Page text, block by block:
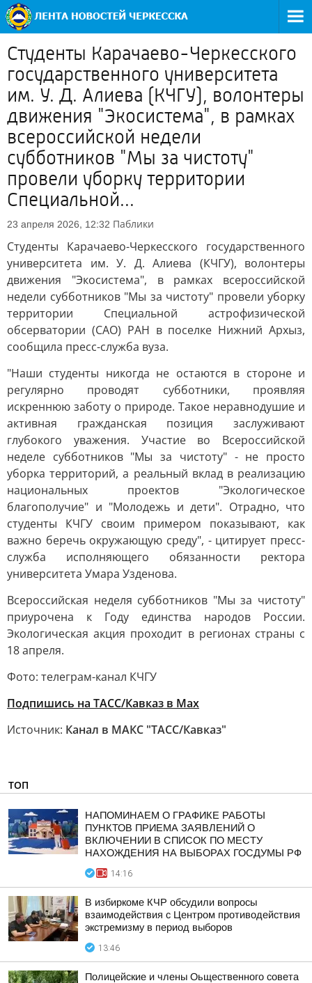
Студенты Карачаево-Черкесского
государственного университета
им. У. Д. Алиева (КЧГУ), волонтеры
движения "Экосистема", в рамках
всероссийской недели
субботников "Мы за чистоту"
провели уборку территории
Специальной...
23 апреля 2026, 12:32 Паблики
Студенты Карачаево-Черкесского государственного
университета им. У. Д. Алиева (КЧГУ), волонтеры
движения "Экосистема", в рамках всероссийской
недели субботников "Мы за чистоту" провели уборку
территории Специальной астрофизической
обсерватории (САО) РАН в поселке Нижний Архыз,
сообщила пресс-служба вуза.
"Наши студенты никогда не остаются в стороне и
регулярно проводят субботники, проявляя
искреннюю заботу о природе. Такое неравнодушие и
активная гражданская позиция заслуживают
глубокого уважения. Участие во Всероссийской
неделе субботников "Мы за чистоту" - не просто
уборка территорий, а реальный вклад в реализацию
национальных проектов "Экологическое
благополучие" и "Молодежь и дети". Отрадно, что
студенты КЧГУ своим примером показывают, как
важно беречь окружающую среду", - цитирует пресс-
служба исполняющего обязанности ректора
университета Умара Узденова.
Всероссийская неделя субботников "Мы за чистоту"
приурочена к Году единства народов России.
Экологическая акция проходит в регионах страны с
18 апреля.
Фото: телеграм-канал КЧГУ
Подпишись на ТАСС/Кавказ в Max
Источник: Канал в МАКС "ТАСС/Кавказ"
ТОП
НАПОМИНАЕМ О ГРАФИКЕ РАБОТЫ
ПУНКТОВ ПРИЕМА ЗАЯВЛЕНИЙ О
ВКЛЮЧЕНИИ В СПИСОК ПО МЕСТУ
НАХОЖДЕНИЯ НА ВЫБОРАХ ГОСДУМЫ РФ
14:16
В избиркоме КЧР обсудили вопросы
взаимодействия с Центром противодействия
экстремизму в период выборов
13:46
Полицейские и члены Оьщественного совета